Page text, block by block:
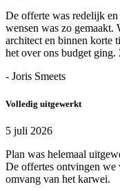
De offerte was redelijk
wensen was zo gemaakt.
architect en binnen korte
het over ons budget ging.
- Joris Smeets
Volledig uitgewerkt
5 juli 2026
Plan was helemaal
De offertes ontvingen we
omvang van het karwei.